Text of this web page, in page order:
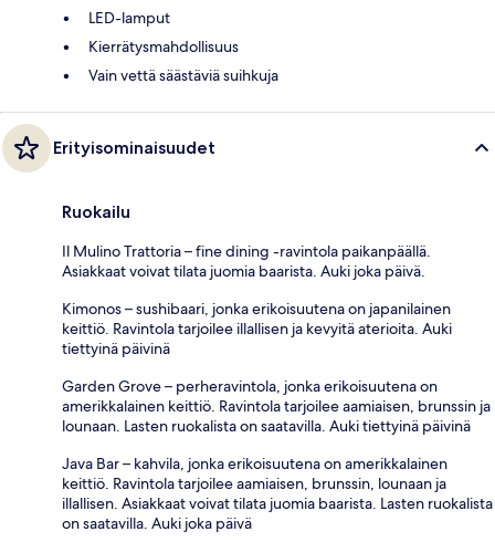
LED-lamput
Kierrätysmahdollisuus
Vain vettä säästäviä suihkuja
Erityisominaisuudet
Ruokailu
Il Mulino Trattoria – fine dining -ravintola paikanpäällä.
Asiakkaat voivat tilata juomia baarista. Auki joka päivä.
Kimonos – sushibaari, jonka erikoisuutena on japanilainen
keittiö. Ravintola tarjoilee illallisen ja kevyitä aterioita. Auki
tiettyinä päivinä
Garden Grove – perheravintola, jonka erikoisuutena on
amerikkalainen keittiö. Ravintola tarjoilee aamiaisen, brunssin ja
lounaan. Lasten ruokalista on saatavilla. Auki tiettyinä päivinä
Java Bar – kahvila, jonka erikoisuutena on amerikkalainen
keittiö. Ravintola tarjoilee aamiaisen, brunssin, lounaan ja
illallisen. Asiakkaat voivat tilata juomia baarista. Lasten ruokalista
on saatavilla. Auki joka päivä